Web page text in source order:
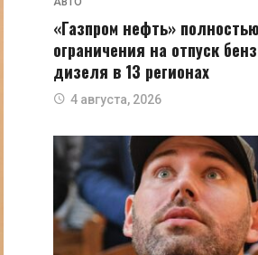
«Газпром нефть»
ограничения на отпуск
дизеля в 13 регионах
4 августа, 2026